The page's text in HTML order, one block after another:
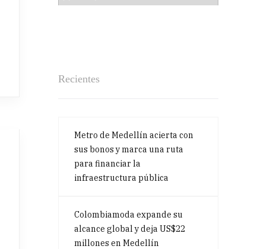
Recientes
Metro de Medellín acierta con
sus bonos y marca una ruta
para financiar la
infraestructura pública
Colombiamoda expande su
alcance global y deja US$22
millones en Medellín